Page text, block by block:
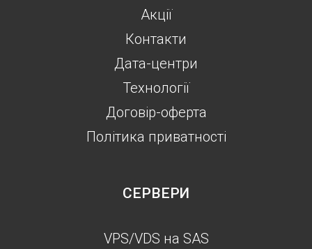
Акції
Контакти
Дата-центри
Технології
Договір-оферта
Політика приватності
СЕРВЕРИ
VPS/VDS на SAS